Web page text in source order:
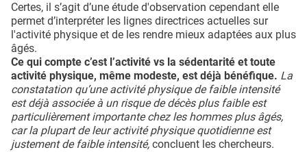
Certes, il s’agit d’une étude d'observation cependant elle
permet d’interpréter les lignes directrices actuelles sur
l'activité physique et de les rendre mieux adaptées aux plus
âgés.
Ce qui compte c’est l’activité vs la sédentarité et toute
activité physique, même modeste, est déjà bénéfique. La
constatation qu’une activité physique de faible intensité
est déjà associée à un risque de décès plus faible est
particulièrement importante chez les hommes plus âgés,
car la plupart de leur activité physique quotidienne est
justement de faible intensité, concluent les chercheurs.